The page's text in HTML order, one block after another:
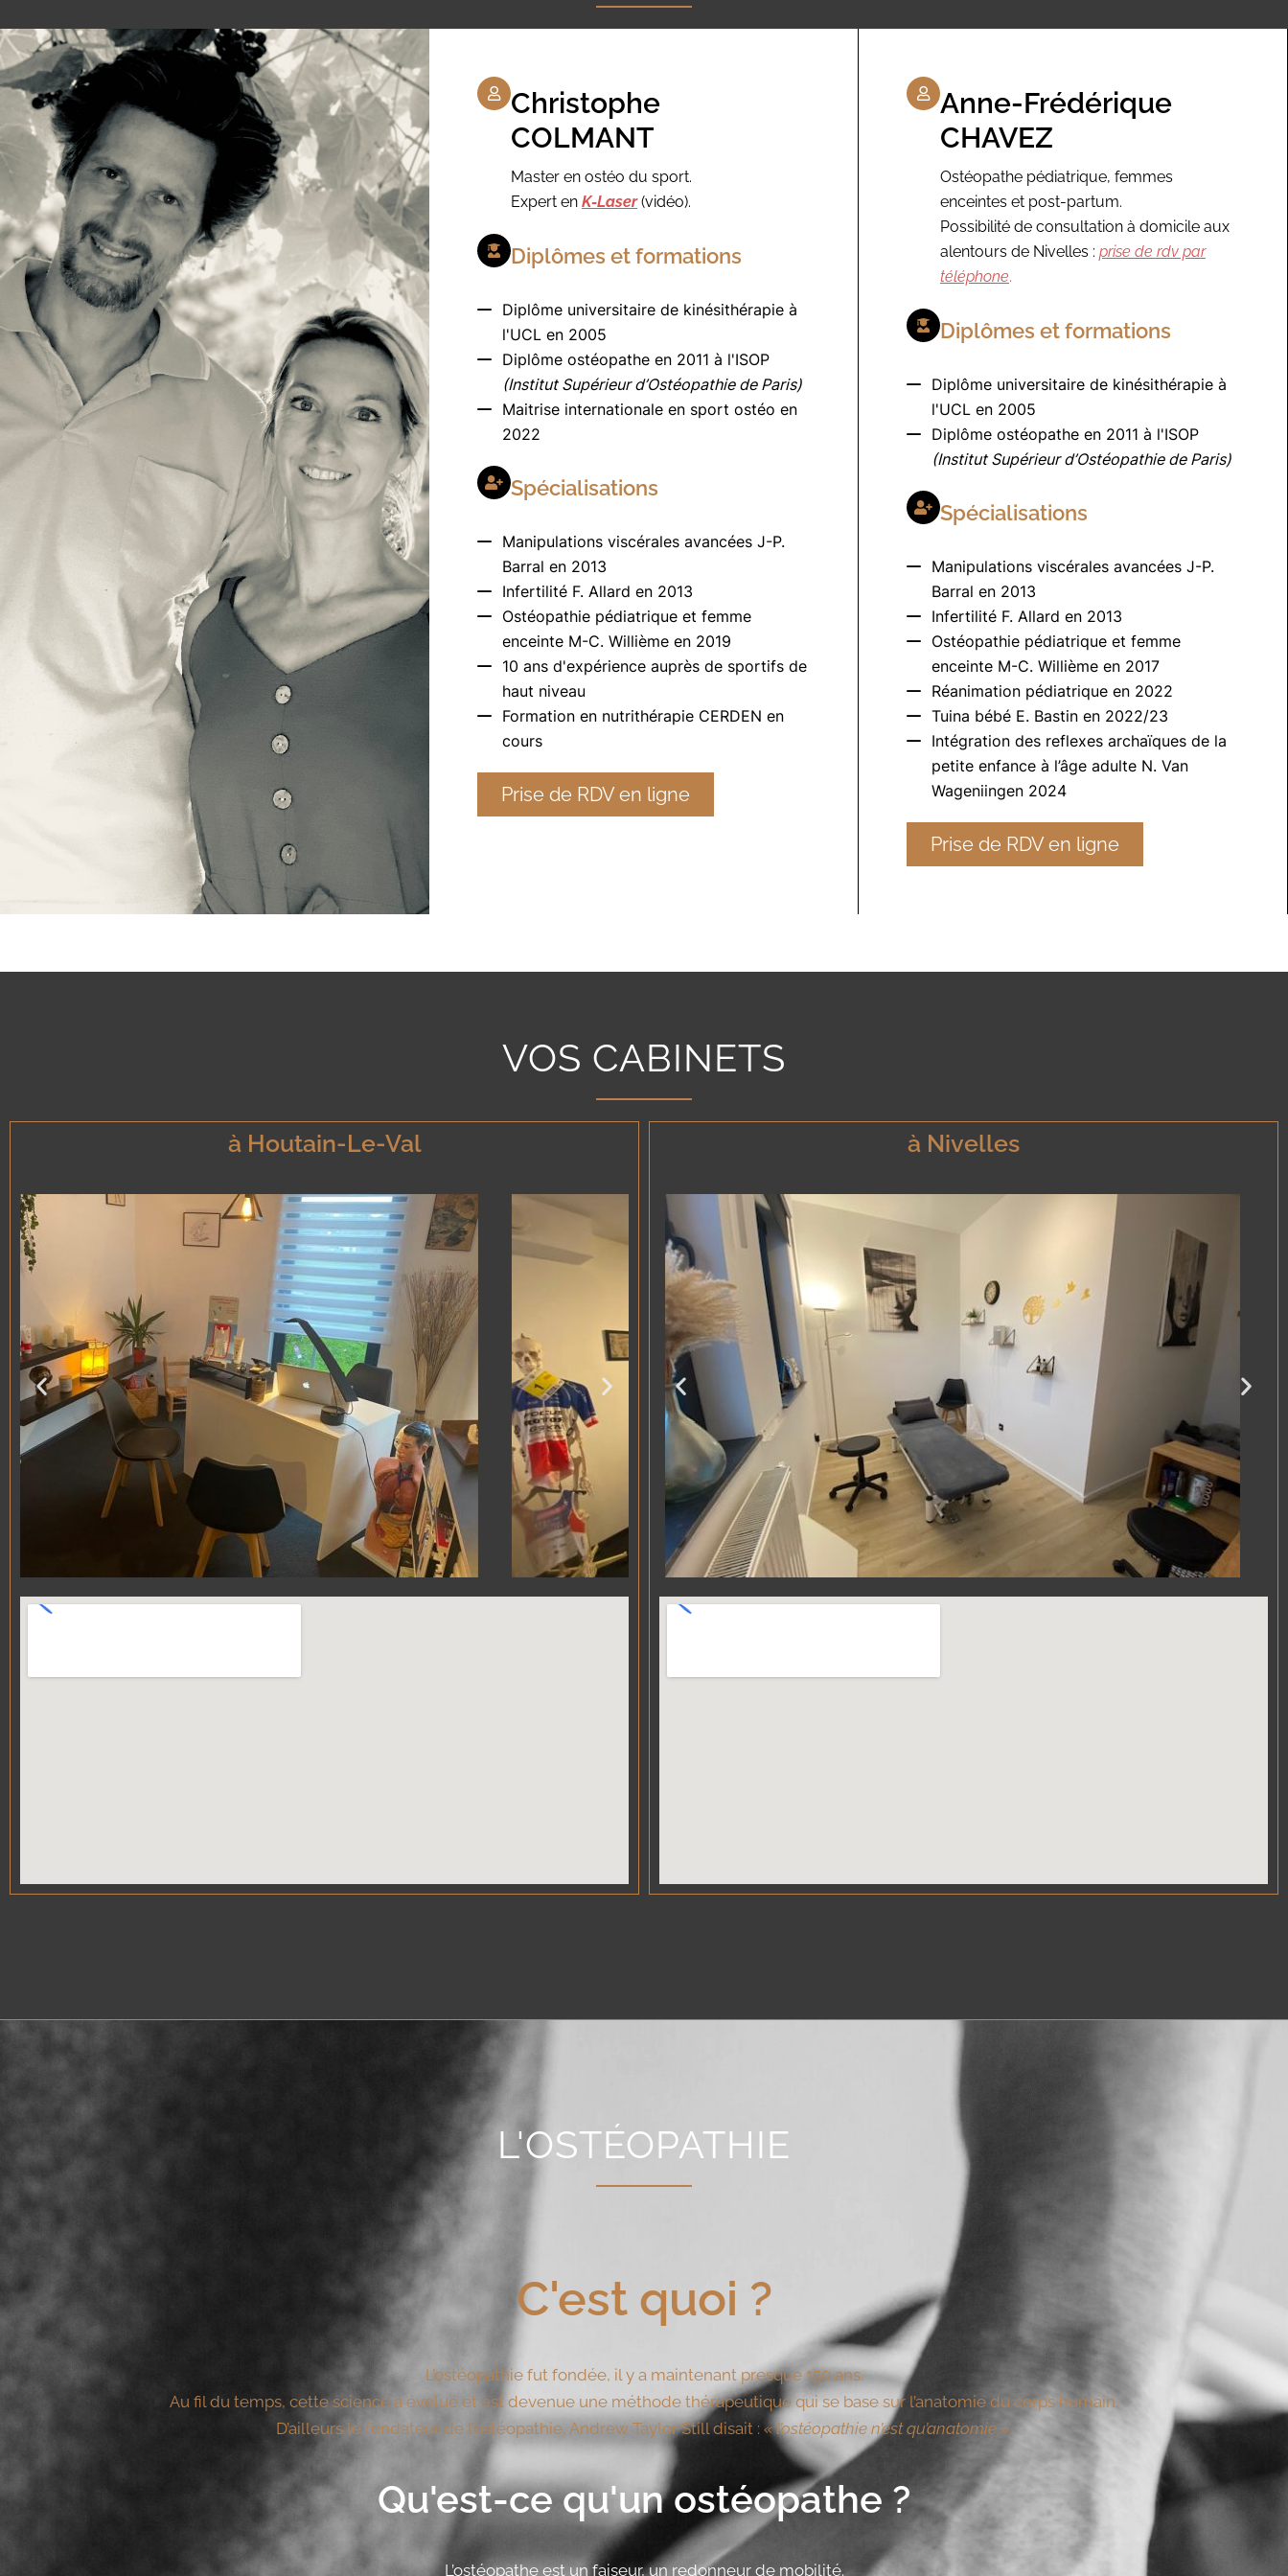
Christophe
COLMANT
Master en ostéo du sport.
Expert en K-Laser(vidéo).
Diplômes et formations
Diplôme universitaire de kinésithérapie à
l'UCL en 2005
Diplôme ostéopathe en 2011 à l'ISOP
(Institut Supérieur d’Ostéopathie de Paris)
Maitrise internationale en sport ostéo en
2022
Spécialisations
Manipulations viscérales avancées J-P.
Barral en 2013
Infertilité F. Allard en 2013
Ostéopathie pédiatrique et femme
enceinte M-C. Willième en 2019
10 ans d'expérience auprès de sportifs de
haut niveau
Formation en nutrithérapie CERDEN en
cours
Prise de RDV en ligne
Anne-Frédérique
CHAVEZ
Ostéopathe pédiatrique, femmes
enceintes et post-partum.
Possibilité de consultation à domicile aux
alentours de Nivelles : prise de rdv par
téléphone.
Diplômes et formations
Diplôme universitaire de kinésithérapie à
l'UCL en 2005
Diplôme ostéopathe en 2011 à l'ISOP
(Institut Supérieur d’Ostéopathie de Paris)
Spécialisations
Manipulations viscérales avancées J-P.
Barral en 2013
Infertilité F. Allard en 2013
Ostéopathie pédiatrique et femme
enceinte M-C. Willième en 2017
Réanimation pédiatrique en 2022
Tuina bébé E. Bastin en 2022/23
Intégration des reflexes archaïques de la
petite enfance à l’âge adulte N. Van
Wageniingen 2024
Prise de RDV en ligne
VOS CABINETS
à Houtain-Le-Val à Nivelles
L'OSTÉOPATHIE
C'est quoi ?
L’ostéopathie fut fondée, il y a maintenant presque 150 ans.
Au fil du temps, cette science a évolué et est devenue une méthode thérapeutique qui se base sur l’anatomie du corps humain.
D’ailleurs le fondateur de l’ostéopathie, Andrew Taylor Still disait : « l’ostéopathie n’est qu’anatomie ».
Qu'est-ce qu'un ostéopathe ?
L’ostéopathe est un faiseur, un redonneur de mobilité.